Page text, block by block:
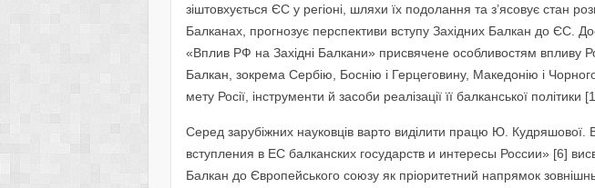
зіштовхується ЄС у регіоні, шляхи їх подолання та з’ясовує стан
Балканах, прогнозує перспективи вступу Західних Балкан до ЄС.
«Вплив РФ на Західні Балкани» присвячене особливостям впливу
Балкан, зокрема Сербію, Боснію і Герцеговину, Македонію і
мету Росії, інструменти й засоби реалізації її балканської політики
Серед зарубіжних науковців варто виділити працю Ю. Кудряшової.
вступления в ЕС балканских государств и интересы России» [6]
Балкан до Європейського союзу як пріоритетний напрямок